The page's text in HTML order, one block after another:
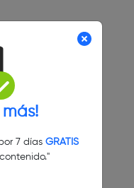
más!
7 días GRATIS